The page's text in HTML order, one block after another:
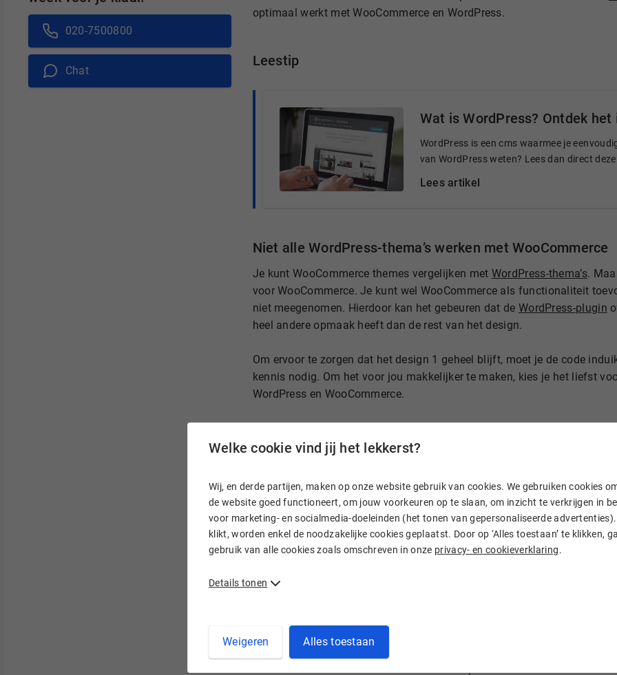
Welke cookie vind jij het lekkerst?
Wij, en derde partijen, maken op onze website gebruik van cookies. We gebruiken cookies
de website goed functioneert, om jouw voorkeuren op te slaan, om inzicht te verkrijgen in
voor marketing- en socialmedia-doeleinden (het tonen van gepersonaliseerde advertenties).
klikt, worden enkel de noodzakelijke cookies geplaatst. Door op ‘Alles toestaan’ te klikken,
gebruik van alle cookies zoals omschreven in onze privacy- en cookieverklaring.
Details tonen
Weigeren Alles toestaan
020-7500800
Chat
optimaal werkt met WooCommerce en WordPress.
Leestip
Wat is WordPress? Ontdek
WordPress is een cms waarmee je
van WordPress weten? Lees dan direct
Lees artikel
Niet alle WordPress-thema’s werken met WooCommerce
Je kunt WooCommerce themes vergelijken met WordPress-thema’s.
voor WooCommerce. Je kunt wel WooCommerce als functionaliteit
niet meegenomen. Hierdoor kan het gebeuren dat de WordPress-plugin
heel andere opmaak heeft dan de rest van het design.
Om ervoor te zorgen dat het design 1 geheel blijft, moet je de code
kennis nodig. Om het voor jou makkelijker te maken, kies je het liefst
WordPress en WooCommerce.
uitgaan dat ze optimaal werken met WordPress en WooCommerce.
themesbeschikbaar in deWordPress thema directory. Zoek naar
‘E-commerce’. Tip: kijk in de beschrijving of het theme overweg kan
kijkje nemen opThemeForestvoor een mooi theme. Zo’n theme bevat
WordPress-thema
5 tips om een WooCommerce theme te kiezen
Het belangrijkste om te onthouden bij het kiezen van een theme is dat